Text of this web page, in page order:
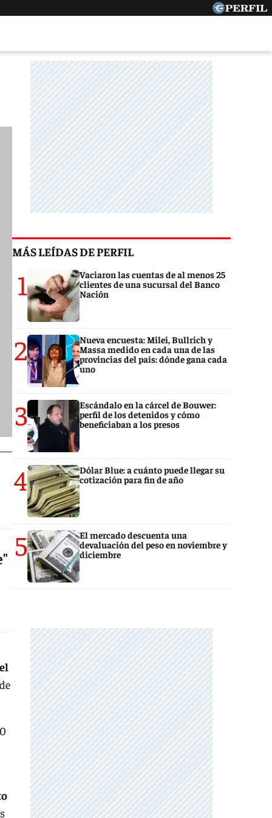
MÁS LEÍDAS DE PERFIL
1
Vaciaron las cuentas de al menos 25
clientes de una sucursal del Banco
Nación
2
Nueva encuesta: Milei, Bullrich y
Massa medido en cada una de las
provincias del país: dónde gana cada
uno
3
Escándalo en la cárcel de Bouwer:
perfil de los detenidos y cómo
beneficiaban a los presos
4
Dólar Blue: a cuánto puede llegar su
cotización para fin de año
5
El mercado descuenta una
devaluación del peso en noviembre y
diciembre